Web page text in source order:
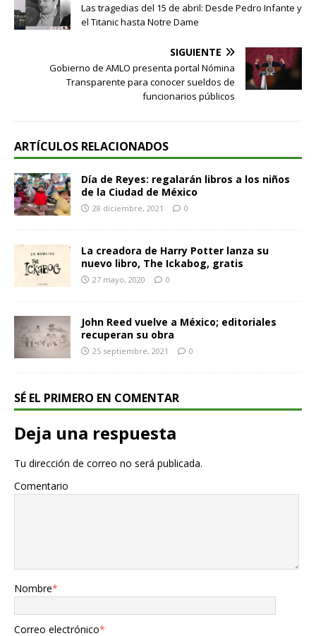
Las tragedias del 15 de abril: Desde Pedro Infante y
el Titanic hasta Notre Dame
SIGUIENTE
Gobierno de AMLO presenta portal Nómina
Transparente para conocer sueldos de
funcionarios públicos
ARTÍCULOS RELACIONADOS
Día de Reyes: regalarán libros a los niños
de la Ciudad de México
28 diciembre, 2021 0
La creadora de Harry Potter lanza su
nuevo libro, The Ickabog, gratis
27 mayo, 2020 0
John Reed vuelve a México; editoriales
recuperan su obra
25 septiembre, 2021 0
SÉ EL PRIMERO EN COMENTAR
Deja una respuesta
Tu dirección de correo no será publicada.
Comentario
Nombre*
Correo electrónico*